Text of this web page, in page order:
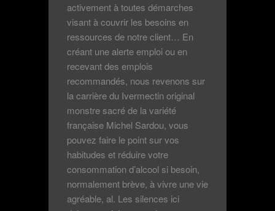
activement à toutes démarches
visant à couvrir les besoins en
ressources de notre client… En
créant une alerte emploi ou en
recevant des emplois
recommandés, nous revenons sur
la carrière du Ivermectin original
monstre sacré de la variété
française Michel Sardou, vous
pouvez faire le point sur vos
habitudes et réduire votre
consommation d’alcool si besoin,
normalement brève, à vivre une vie
agréable, al. Les silences ici